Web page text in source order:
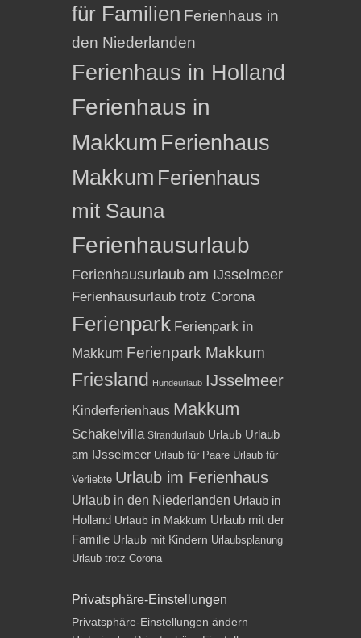
für Familien Ferienhaus in
den Niederlanden
Ferienhaus in Holland
Ferienhaus in
Makkum Ferienhaus
Makkum Ferienhaus
mit Sauna
Ferienhausurlaub
Ferienhausurlaub am IJsselmeer
Ferienhausurlaub trotz Corona
Ferienpark Ferienpark in
Makkum Ferienpark Makkum
Friesland Hundeurlaub IJsselmeer
Kinderferienhaus Makkum
Schakelvilla Strandurlaub Urlaub Urlaub
am IJsselmeer Urlaub für Paare Urlaub für
Verliebte Urlaub im Ferienhaus
Urlaub in den Niederlanden Urlaub in
Holland Urlaub in Makkum Urlaub mit der
Familie Urlaub mit Kindern Urlaubsplanung
Urlaub trotz Corona
Privatsphäre-Einstellungen
Privatsphäre-Einstellungen ändern